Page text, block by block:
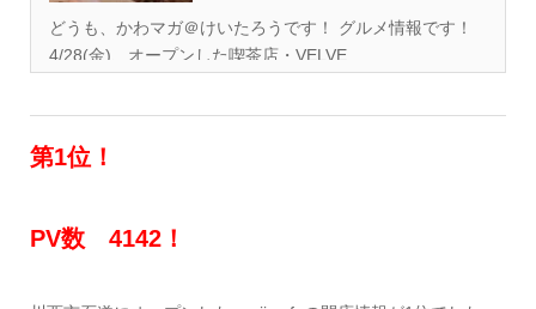
どうも、かわマガ＠けいたろうです！ グルメ情報です！
4/28(金)、オープンした喫茶店・VELVE...
第1位！
PV数 4142！